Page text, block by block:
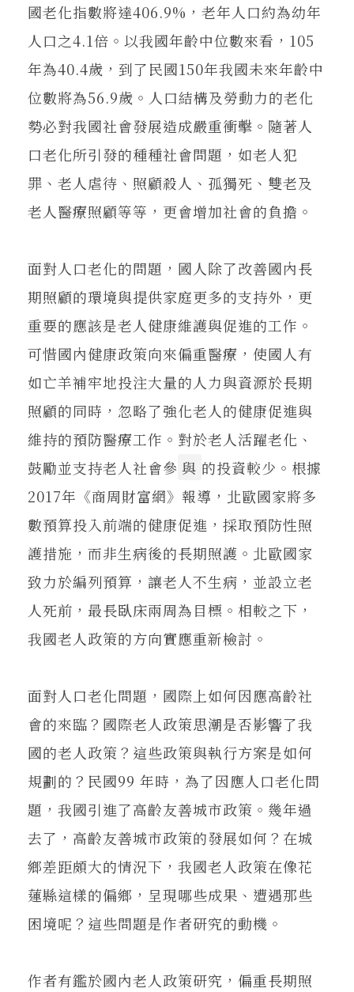
國老化指數將達406.9%，老年人口約為幼年
人口之4.1倍。以我國年齡中位數來看，105
年為40.4歲，到了民國150年我國未來年齡中
位數將為56.9歲。人口結構及勞動力的老化
勢必對我國社會發展造成嚴重衝擊。隨著人
口老化所引發的種種社會問題，如老人犯
罪、老人虐待、照顧殺人、孤獨死、雙老及
老人醫療照顧等等，更會增加社會的負擔。
面對人口老化的問題，國人除了改善國內長
期照顧的環境與提供家庭更多的支持外，更
重要的應該是老人健康維護與促進的工作。
可惜國內健康政策向來偏重醫療，使國人有
如亡羊補牢地投注大量的人力與資源於長期
照顧的同時，忽略了強化老人的健康促進與
維持的預防醫療工作。對於老人活躍老化、
鼓勵並支持老人社會參 與 的投資較少。根據
2017年《商周財富網》報導，北歐國家將多
數預算投入前端的健康促進，採取預防性照
護措施，而非生病後的長期照護。北歐國家
致力於編列預算，讓老人不生病，並設立老
人死前，最長臥床兩周為目標。相較之下，
我國老人政策的方向實應重新檢討。
面對人口老化問題，國際上如何因應高齡社
會的來臨？國際老人政策思潮是否影響了我
國的老人政策？這些政策與執行方案是如何
規劃的？民國99 年時，為了因應人口老化問
題，我國引進了高齡友善城市政策。幾年過
去了，高齡友善城市政策的發展如何？在城
鄉差距頗大的情況下，我國老人政策在像花
蓮縣這樣的偏鄉，呈現哪些成果、遭遇那些
困境呢？這些問題是作者研究的動機。
作者有鑑於國內老人政策研究，偏重長期照